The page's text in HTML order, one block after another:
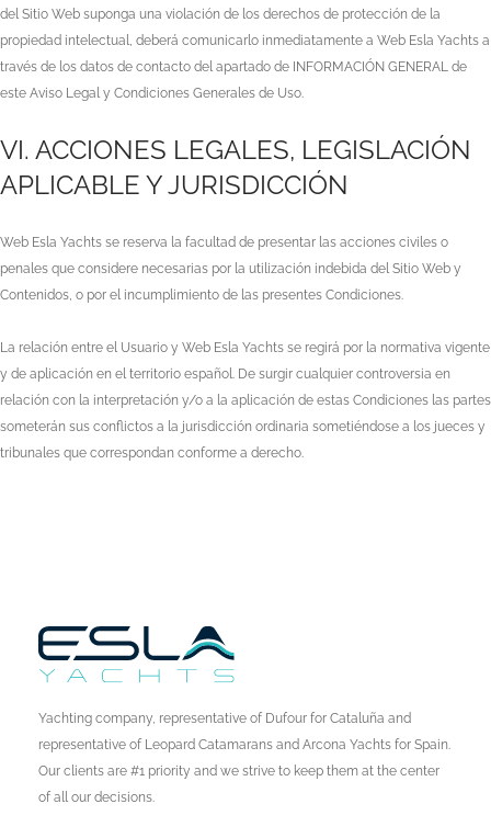
del Sitio Web suponga una violación de los derechos de protección de la
propiedad intelectual, deberá comunicarlo inmediatamente a Web Esla Yachts a
través de los datos de contacto del apartado de INFORMACIÓN GENERAL de
este Aviso Legal y Condiciones Generales de Uso.
VI. ACCIONES LEGALES, LEGISLACIÓN
APLICABLE Y JURISDICCIÓN
Web Esla Yachts se reserva la facultad de presentar las acciones civiles o
penales que considere necesarias por la utilización indebida del Sitio Web y
Contenidos, o por el incumplimiento de las presentes Condiciones.
La relación entre el Usuario y Web Esla Yachts se regirá por la normativa vigente
y de aplicación en el territorio español. De surgir cualquier controversia en
relación con la interpretación y/o a la aplicación de estas Condiciones las partes
someterán sus conflictos a la jurisdicción ordinaria sometiéndose a los jueces y
tribunales que correspondan conforme a derecho.
Yachting company, representative of Dufour for Cataluña and
representative of Leopard Catamarans and Arcona Yachts for Spain.
Our clients are #1 priority and we strive to keep them at the center
of all our decisions.